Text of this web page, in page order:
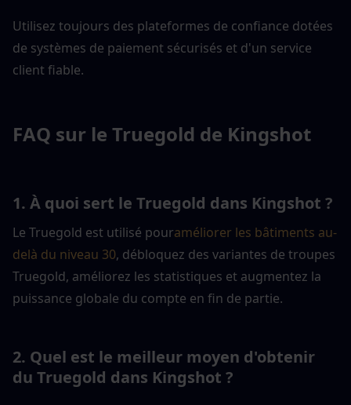
Utilisez toujours des plateformes de confiance dotées
de systèmes de paiement sécurisés et d'un service
client fiable.
FAQ sur le Truegold de Kingshot
1. À quoi sert le Truegold dans Kingshot ?
Le Truegold est utilisé pouraméliorer les bâtiments au-
delà du niveau 30, débloquez des variantes de troupes
Truegold, améliorez les statistiques et augmentez la
puissance globale du compte en fin de partie.
2. Quel est le meilleur moyen d'obtenir
du Truegold dans Kingshot ?